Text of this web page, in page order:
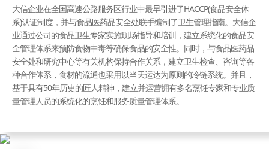
大信企业在全国高速公路服务区行业中最早引进了HACCP(食品安全体
系)认证制度，并与食品医药品安全处联手编制了卫生管理指南。大信企
业通过公司的食品卫生专家实施现场指导和培训，建立系统化的食品安
全管理体系来预防食物中毒等确保食品的安全性。同时，与食品医药品
安全处和研究中心等有关机构保持合作关系，建立卫生检查、咨询等各
种合作体系，食材的流通也采用以当天运达为原则的冷链系统。并且，
基于具有50年历史的匠人精神，建立并运营拥有多名烹饪专家和专业质
量管理人员的系统化的烹饪和服务质量管理体系。